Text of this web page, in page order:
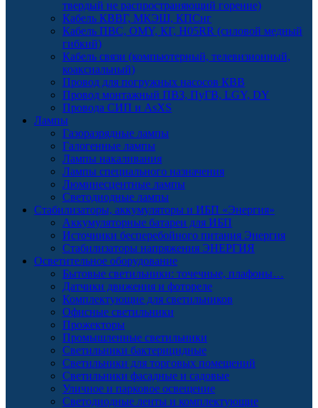
твердый не распространяющий горение)
Кабель КВВГ, МКЭШ, КПСнг
Кабель ПВС, OMY, КГ, H05RR (силовой медный
гибкий)
Кабель связи (компьютерный, телевизионный,
коаксиальный)
Провод для погружных насосов КВВ
Провод монтажный ПВЗ, ПуГВ, LGY, DY
Провода СИП и AsXS
Лампы
Газоразрядные лампы
Галогенные лампы
Лампы накаливания
Лампы специального назначения
Люминесцентные лампы
Светодиодные лампы
Стабилизаторы, аккумуляторы и ИБП «Энергия»
Аккумуляторные батареи для ИБП
Источники бесперебойного питания Энергия
Стабилизаторы напряжения ЭНЕРГИЯ
Осветительное оборудование
Бытовые светильники: точечные, плафоны…
Датчики движения и фотореле
Комплектующие для светильников
Офисные светильники
Прожекторы
Промышленные светильники
Светильники бактерицидные
Светильники для торговых помещений
Светильники фасадные и садовые
Уличное и парковое освещение
Светодиодные ленты и комплектующие